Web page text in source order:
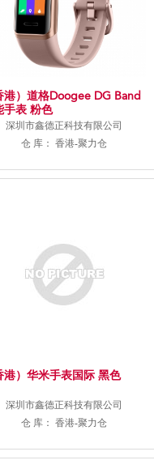
港）道格Doogee DG Band
手表 粉色
深圳市鑫德正科技有限公司
仓 库： 香港-聚力仓
港）华米手表国际 黑色
深圳市鑫德正科技有限公司
仓 库： 香港-聚力仓